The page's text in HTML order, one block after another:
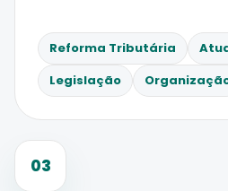
Reforma Tributária
Legislação
03